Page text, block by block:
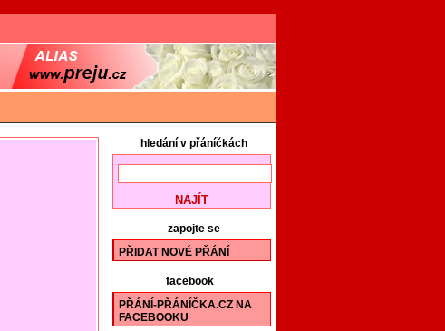
hledání v přáníčkách
zapojte se
PŘIDAT NOVÉ PŘÁNÍ
facebook
PŘÁNÍ-PŘÁNÍČKA.CZ NA
FACEBOOKU